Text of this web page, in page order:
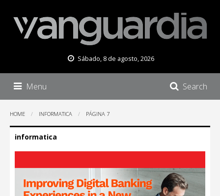
Sábado, 8 de agosto, 2026
Menu Search
HOME INFORMATICA PÁGINA 7
informatica